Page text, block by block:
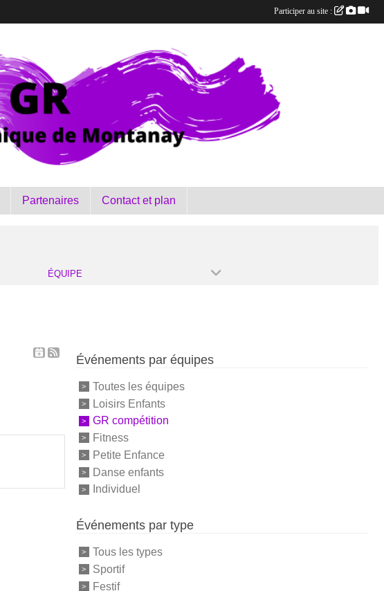
Partenaires Contact et plan
ÉQUIPE
Événements par équipes
Toutes les équipes
Loisirs Enfants
GR compétition
Fitness
Petite Enfance
Danse enfants
Individuel
Événements par type
Tous les types
Sportif
Festif
Participer au site :